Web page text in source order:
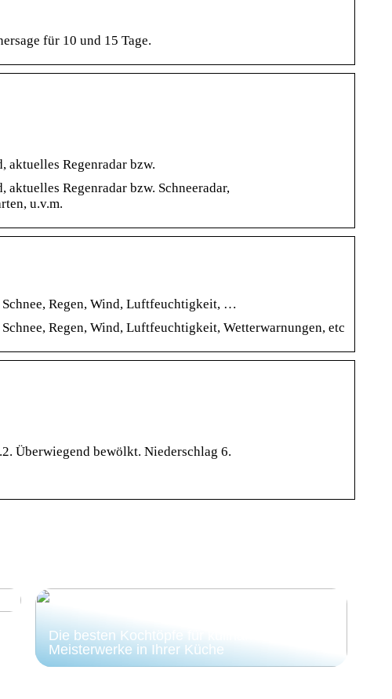
für 10 und 15 Tage.
aktuelles Regenradar bzw.
Regenradar bzw. Schneeradar,
u.v.m.
Schnee, Regen, Wind, Luftfeuchtigkeit, …
Regen, Wind, Luftfeuchtigkeit, Wetterwarnungen, etc
Überwiegend bewölkt. Niederschlag 6.
Die besten Kochtöpfe für kulinarische
Meisterwerke in Ihrer Küche